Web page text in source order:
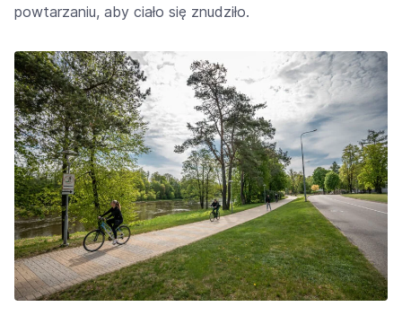
powtarzaniu, aby ciało się znudziło.